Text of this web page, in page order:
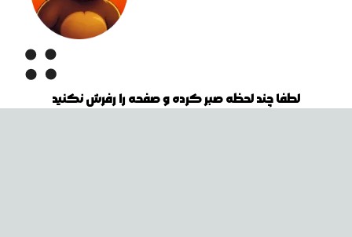
لطفا چند لحظه صبر کرده و صفحه را رفرش نکنید